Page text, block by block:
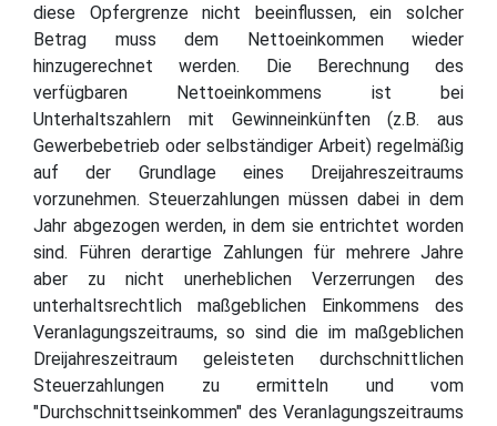
diese Opfergrenze nicht beeinflussen, ein solcher
Betrag muss dem Nettoeinkommen wieder
hinzugerechnet werden. Die Berechnung des
verfügbaren Nettoeinkommens ist bei
Unterhaltszahlern mit Gewinneinkünften (z.B. aus
Gewerbebetrieb oder selbständiger Arbeit) regelmäßig
auf der Grundlage eines Dreijahreszeitraums
vorzunehmen. Steuerzahlungen müssen dabei in dem
Jahr abgezogen werden, in dem sie entrichtet worden
sind. Führen derartige Zahlungen für mehrere Jahre
aber zu nicht unerheblichen Verzerrungen des
unterhaltsrechtlich maßgeblichen Einkommens des
Veranlagungszeitraums, so sind die im maßgeblichen
Dreijahreszeitraum geleisteten durchschnittlichen
Steuerzahlungen zu ermitteln und vom
"Durchschnittseinkommen" des Veranlagungszeitraums